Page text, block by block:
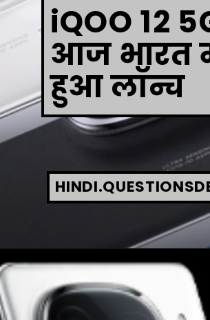
iQOO 12
आज भारत
हुआ लॉन्च